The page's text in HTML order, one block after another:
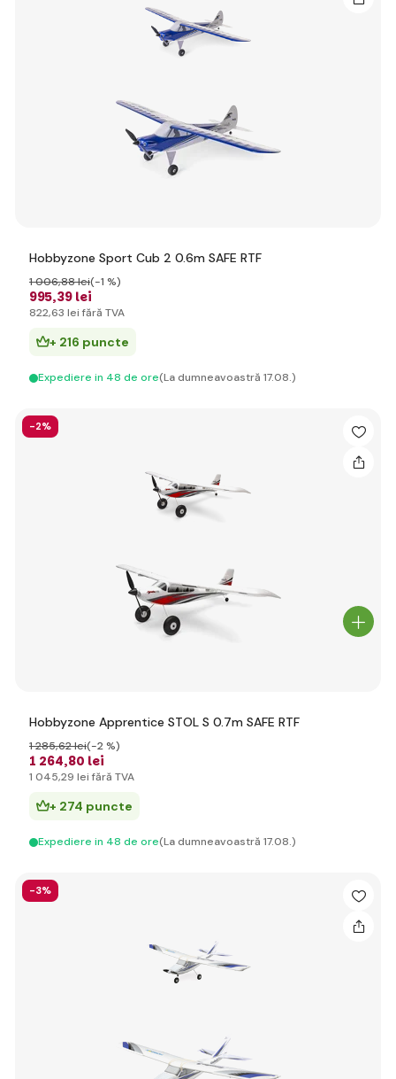
Hobbyzone Sport Cub 2 0.6m SAFE RTF
995,39 lei
1 006,88 lei(-1 %)
822,63 lei fără TVA
+ 216 puncte
Expediere in 48 de ore(La dumneavoastră 17.08.)
-2%
Hobbyzone Apprentice STOL S 0.7m SAFE RTF
1 264,80 lei
1 285,62 lei(-2 %)
1 045,29 lei fără TVA
+ 274 puncte
Expediere in 48 de ore(La dumneavoastră 17.08.)
-3%